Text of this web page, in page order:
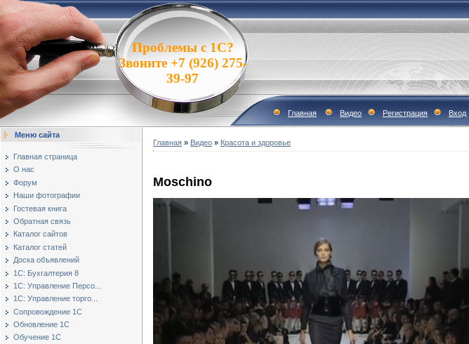
Проблемы с 1С?
Звоните +7 (926) 275-
39-97
Главная Видео Регистрация Вход
Меню сайта
Главная страница
О нас
Форум
Наши фотографии
Гостевая книга
Обратная связь
Каталог сайтов
Каталог статей
Доска объявлений
1С: Бухгалтерия 8
1С: Управление Персо...
1С: Управление торго...
Сопровождение 1С
Обновление 1С
Обучение 1С
Главная » Видео » Красота и здоровье
Moschino